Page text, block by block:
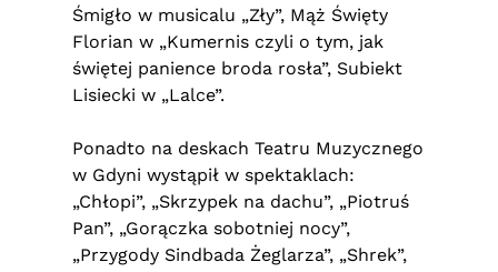
Śmigło w musicalu „Zły”, Mąż Święty
Florian w „Kumernis czyli o tym, jak
świętej panience broda rosła”, Subiekt
Lisiecki w „Lalce”.
Ponadto na deskach Teatru Muzycznego
w Gdyni wystąpił w spektaklach:
„Chłopi”, „Skrzypek na dachu”, „Piotruś
Pan”, „Gorączka sobotniej nocy”,
„Przygody Sindbada Żeglarza”, „Shrek”,